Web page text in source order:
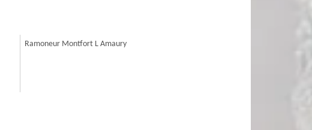
Ramoneur Montfort L Amaury